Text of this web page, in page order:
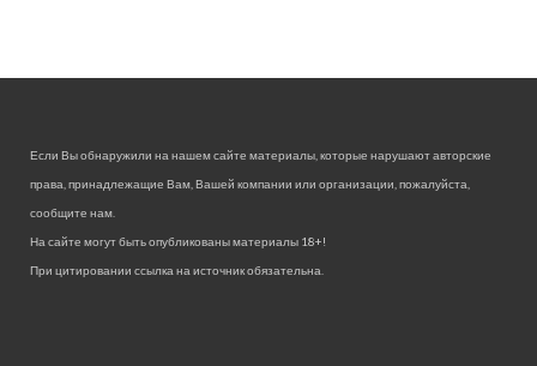
Если Вы обнаружили на нашем сайте материалы, которые нарушают авторские
права, принадлежащие Вам, Вашей компании или организации, пожалуйста,
сообщите нам.
На сайте могут быть опубликованы материалы 18+!
При цитировании ссылка на источник обязательна.